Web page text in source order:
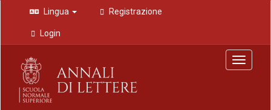
Navigazione
principale
Contenuto
principale
Barra
laterale
Lingua Registrazione
Login
Toggle